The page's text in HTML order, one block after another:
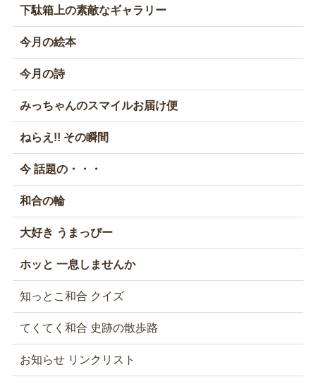
下駄箱上の素敵なギャラリー
今月の絵本
今月の詩
みっちゃんのスマイルお届け便
ねらえ!! その瞬間
今 話題の・・・
和合の輪
大好き うまっぴー
ホッと 一息しませんか
知っとこ和合 クイズ
てくてく和合 史跡の散歩路
お知らせ リンクリスト